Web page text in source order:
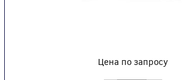
Цена по запросу